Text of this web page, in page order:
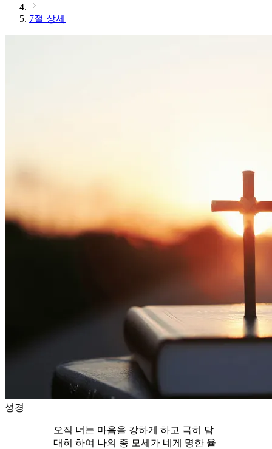
7절 상세
성경
오직 너는 마음을 강하게 하고 극히 담
대히 하여 나의 종 모세가 네게 명한 율